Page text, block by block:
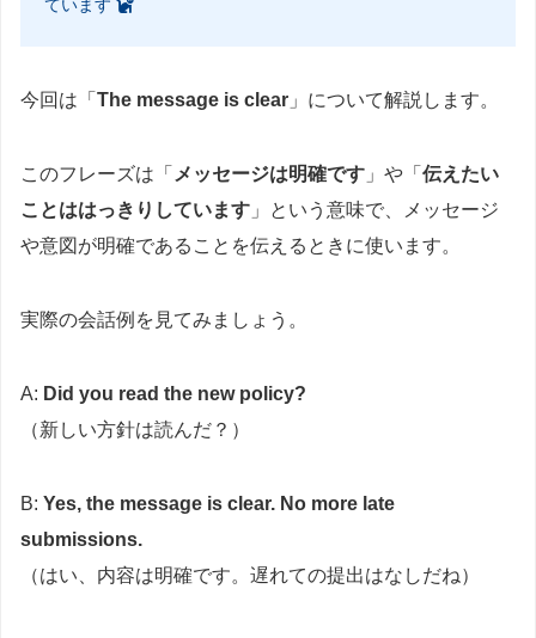
ています
今回は「 The message is clear 」について解説します。
このフレーズは「 メッセージは明確です 」や「 伝えたい
ことははっきりしています 」という意味で、メッセージ
や意図が明確であることを伝えるときに使います。
実際の会話例を見てみましょう。
A: Did you read the new policy?
（新しい方針は読んだ？）
B: Yes, the message is clear. No more late
submissions.
（はい、内容は明確です。遅れての提出はなしだね）